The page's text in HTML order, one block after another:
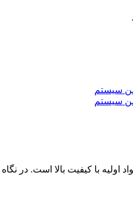
اولیه با کیفیت بالا است. در نگاه